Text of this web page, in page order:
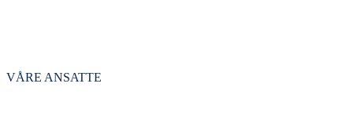
VÅRE ANSATTE